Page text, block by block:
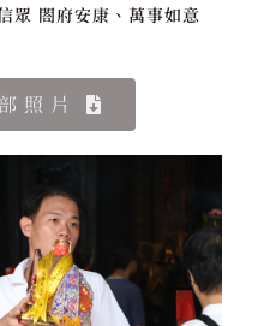
眾 閤府安康、萬事如意
照片